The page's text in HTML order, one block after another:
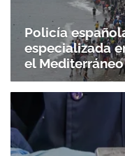
Policía
especializada
el Mediterráneo